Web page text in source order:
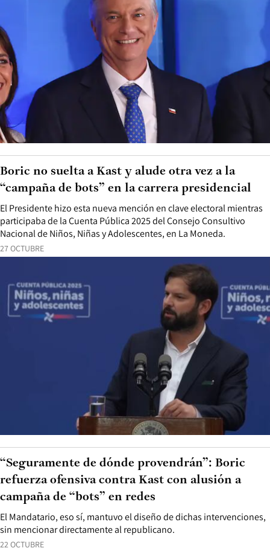
27 OCTUBRE
El Presidente hizo esta nueva mención en clave electoral mientras
participaba de la Cuenta Pública 2025 del Consejo Consultivo
Nacional de Niños, Niñas y Adolescentes, en La Moneda.
Boric no suelta a Kast y alude otra vez a la
“campaña de bots” en la carrera presidencial
22 OCTUBRE
El Mandatario, eso sí, mantuvo el diseño de dichas intervenciones,
sin mencionar directamente al republicano.
“Seguramente de dónde provendrán”: Boric
refuerza ofensiva contra Kast con alusión a
campaña de “bots” en redes